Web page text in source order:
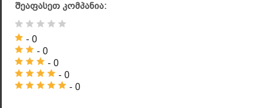
შეაფასეთ კომპანია:
- 0
- 0
- 0
- 0
- 0